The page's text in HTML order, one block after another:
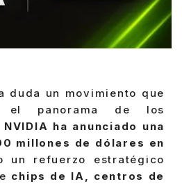
duda un movimiento que
el panorama de los
NVIDIA ha anunciado una
millones de dólares en
un refuerzo estratégico
chips de IA, centros de